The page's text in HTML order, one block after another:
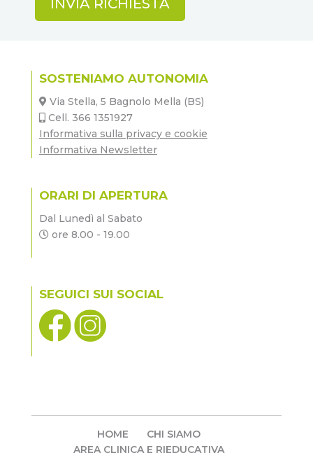
SOSTENIAMO AUTONOMIA
Via Stella, 5 Bagnolo Mella (BS)
Cell. 366 1351927
Informativa sulla privacy e cookie
Informativa Newsletter
ORARI DI APERTURA
Dal Lunedì al Sabato
ore 8.00 - 19.00
SEGUICI SUI SOCIAL
HOME
CHI SIAMO
AREA CLINICA E RIEDUCATIVA